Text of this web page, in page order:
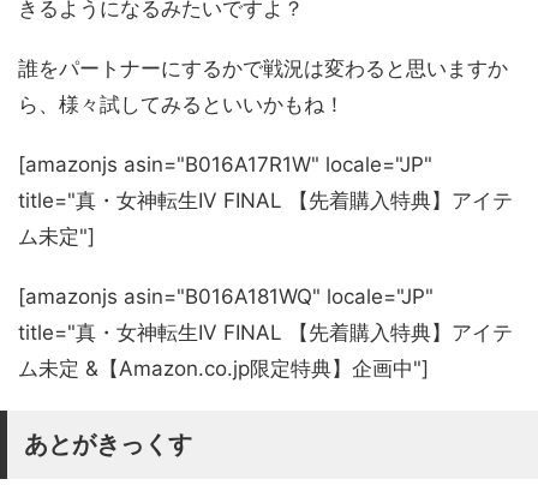
きるようになるみたいですよ？
誰をパートナーにするかで戦況は変わると思いますか
ら、様々試してみるといいかもね！
[amazonjs asin="B016A17R1W" locale="JP"
title="真・女神転生IV FINAL 【先着購入特典】アイテ
ム未定"]
[amazonjs asin="B016A181WQ" locale="JP"
title="真・女神転生IV FINAL 【先着購入特典】アイテ
ム未定 &【Amazon.co.jp限定特典】企画中"]
あとがきっくす